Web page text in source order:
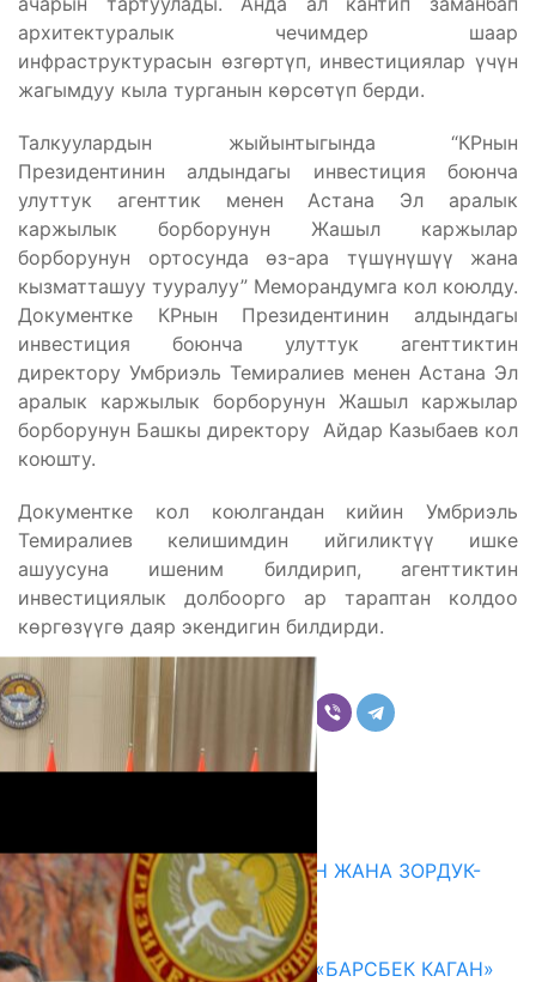
архитектуралык чечимдер шаар
инфраструктурасын өзгөртүп, инвестициялар үчүн
жагымдуу кыла турганын көрсөтүп берди.
Талкуулардын жыйынтыгында “КРнын
Президентинин алдындагы инвестиция боюнча
улуттук агенттик менен Астана Эл аралык
каржылык борборунун Жашыл каржылар
борборунун ортосунда өз-ара түшүнүшүү жана
кызматташуу тууралуу” Меморандумга кол коюлду.
Документке КРнын Президентинин алдындагы
инвестиция боюнча улуттук агенттиктин
директору Умбриэль Темиралиев менен Астана Эл
аралык каржылык борборунун Жашыл каржылар
борборунун Башкы директору Айдар Казыбаев кол
коюшту.
Документке кол коюлгандан кийин Умбриэль
Темиралиев келишимдин ийгиликтүү ишке
ашуусуна ишеним билдирип, агенттиктин
инвестициялык долбоорго ар тараптан колдоо
көргөзүүгө даяр экендигин билдирди.
Комментарийлер
ГЕНДЕРДИК БАСМЫРЛООДОН ЖАНА ЗОРДУК-
ЗОМБУЛУКТАН КОРГОО
07.08.2026
КЫРГЫЗ ТАРЫХЫ ТАСМАДА: «БАРСБЕК КАГАН»